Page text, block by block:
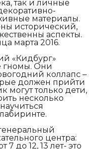
так и личные
материалы.
исторический,
аспекты.
марта 2016.
«Кидбург»
гномы. Они
коллапс –
должен прийти
могут только дети,
несколько
центра:
7 до 12, 13 лет- это